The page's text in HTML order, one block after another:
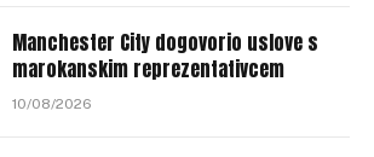
Manchester City dogovorio uslove s
marokanskim reprezentativcem
10/08/2026